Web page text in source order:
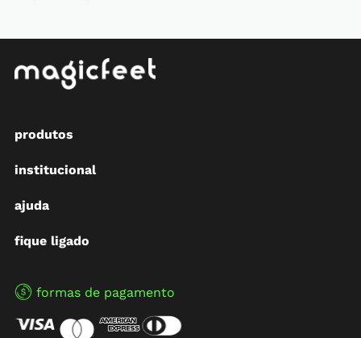
produtos
institucional
ajuda
fique ligado
formas de pagamento